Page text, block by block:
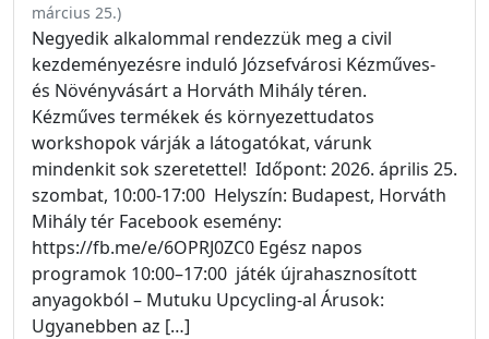
március 25.)
Negyedik alkalommal rendezzük meg a civil
kezdeményezésre induló Józsefvárosi Kézműves-
és Növényvásárt a Horváth Mihály téren.
Kézműves termékek és környezettudatos
workshopok várják a látogatókat, várunk
mindenkit sok szeretettel! Időpont: 2026. április 25.
szombat, 10:00-17:00 Helyszín: Budapest, Horváth
Mihály tér Facebook esemény:
https://fb.me/e/6OPRJ0ZC0 Egész napos
programok 10:00–17:00 játék újrahasznosított
anyagokból – Mutuku Upcycling-al Árusok:
Ugyanebben az […]